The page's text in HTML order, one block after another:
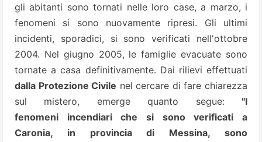
gli abitanti sono tornati nelle loro case, a marzo, i
fenomeni si sono nuovamente ripresi. Gli ultimi
incidenti, sporadici, si sono verificati nell'ottobre
2004. Nel giugno 2005, le famiglie evacuate sono
tornate a casa definitivamente. Dai rilievi effettuati
dalla Protezione Civile nel cercare di fare chiarezza
sul mistero, emerge quanto segue: "I
fenomeni incendiari che si sono verificati a
Caronia, in provincia di Messina, sono